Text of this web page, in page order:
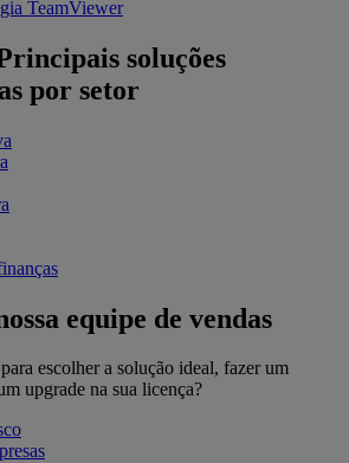
TeamViewer
soluções
por setor
equipe de vendas
escolher a solução ideal, fazer um
upgrade na sua licença?